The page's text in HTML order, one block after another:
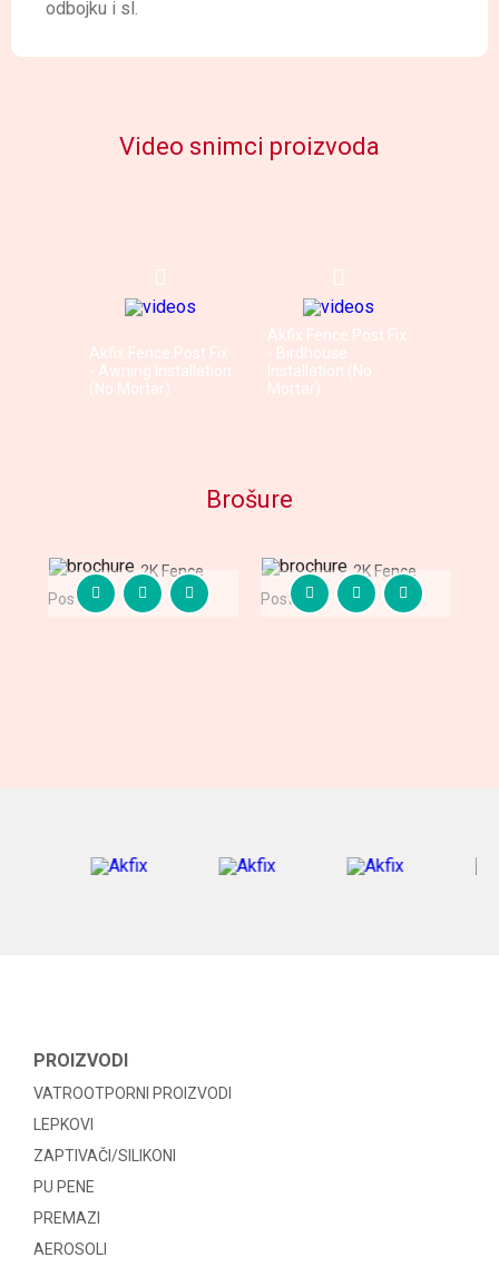
odbojku i sl.
Video snimci proizvoda
Akfix Fence Post Fix
- Awning Installation
(No Mortar)
Akfix Fence Post Fix
- Birdhouse
Installation (No
Mortar)
Brošure
2K Fence
Post Fix
2K Fence
Post Fix
PROIZVODI
VATROOTPORNI PROIZVODI
LEPKOVI
ZAPTIVAČI/SILIKONI
PU PENE
PREMAZI
AEROSOLI